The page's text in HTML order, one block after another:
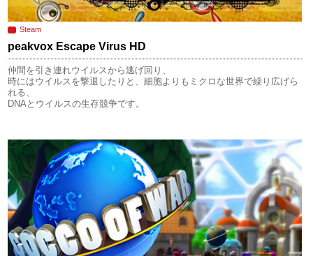
Steam
peakvox Escape Virus HD
仲間を引き連れウイルスから逃げ回り、
時にはウイルスを撃退したりと、細胞よりもミクロな世界で繰り広げら
れる、
DNAとウイルスの生存競争です。